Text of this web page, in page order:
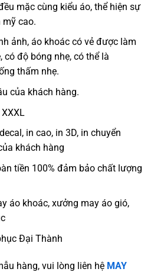
mặc cùng kiểu áo, thể hiện sự
cao.
ảnh, áo khoác có vẻ được làm
có độ bóng nhẹ, có thể là
thấm nhẹ.
của khách hàng.
in cao, in 3D, in chuyển
khách hàng
tiền 100% đảm bảo chất lượng
áo khoác, xưởng may áo gió,
Đại Thành
hàng, vui lòng liên hệ MAY